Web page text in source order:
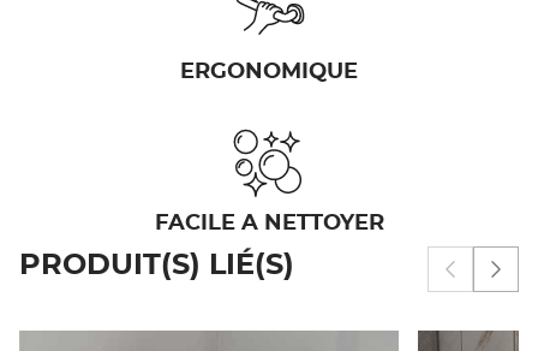
ERGONOMIQUE
FACILE A NETTOYER
PRODUIT(S) LIÉ(S)
Afficher